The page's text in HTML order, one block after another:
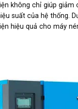
không chỉ giúp giảm
suất của hệ thống.
hiệu quả cho máy